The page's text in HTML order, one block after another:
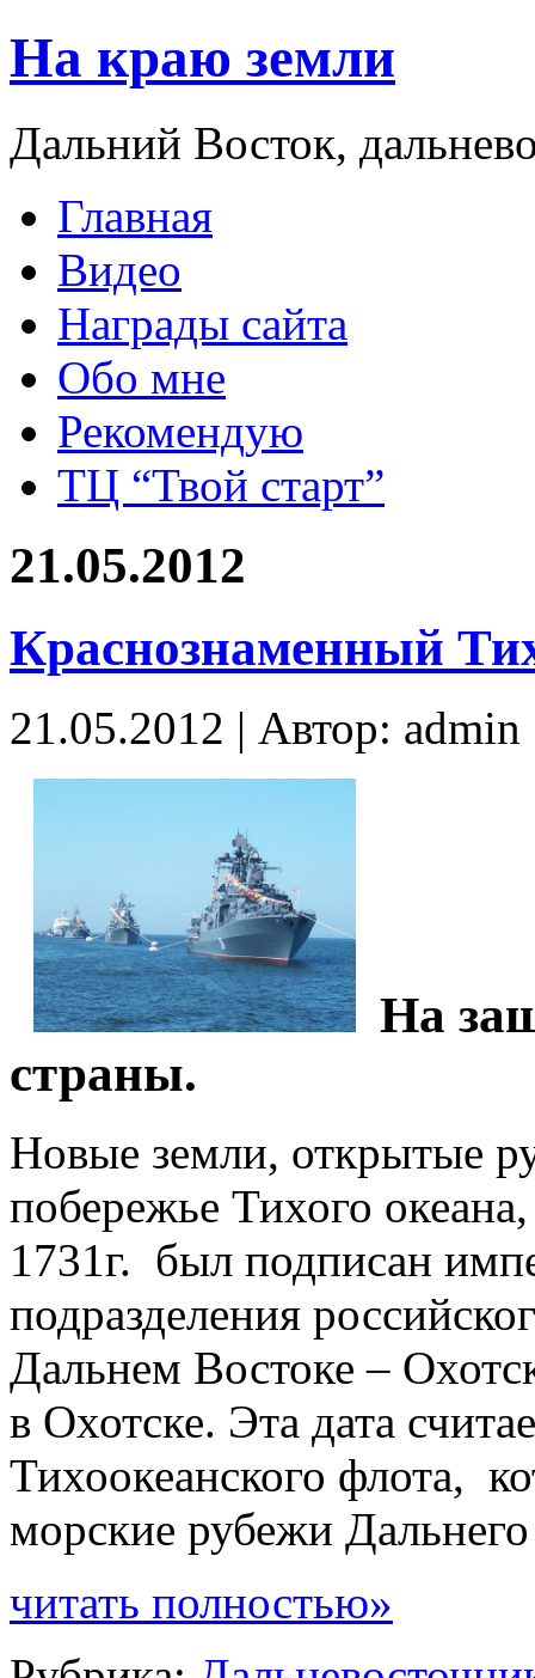
На краю земли
Дальний Восток,
Главная
Видео
Награды сайта
Обо мне
Рекомендую
ТЦ “Твой старт”
21.05.2012
Краснознаменный
21.05.2012 | Автор: admin
На
страны.
Новые земли, открытые
побережье Тихого
1731г. был подписан
подразделения
Дальнем Востоке –
в Охотске. Эта дата
Тихоокеанского флота,
морские рубежи
читать полностью»